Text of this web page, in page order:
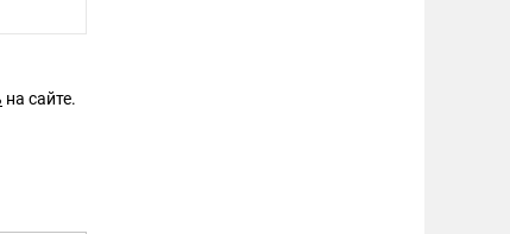
на сайте.